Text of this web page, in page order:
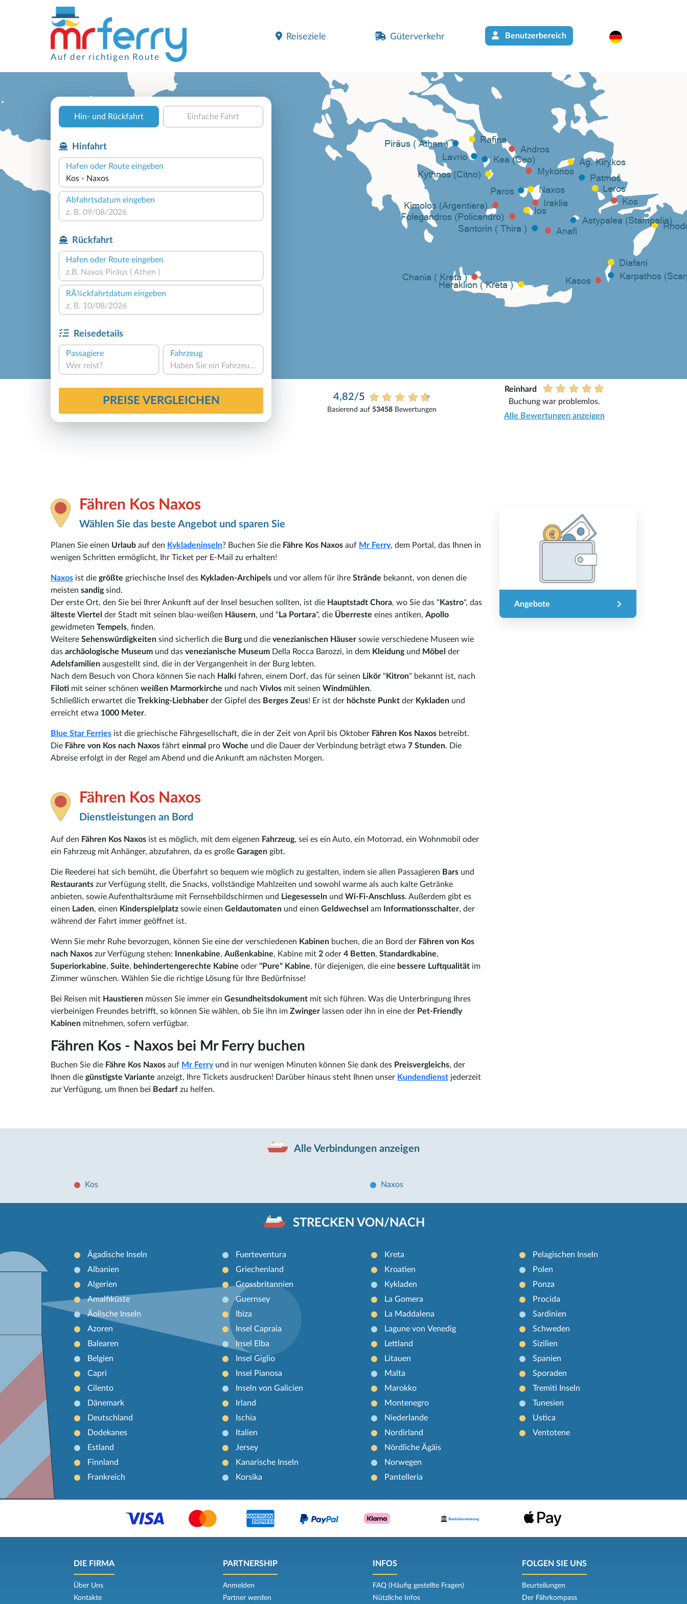
Auf der richtigen Route
Reiseziele Güterverkehr Benutzerbereich
Hin- und Rückfahrt Einfache Fahrt
Hinfahrt
Hafen oder Route eingeben
Abfahrtsdatum eingeben
Rückfahrt
Hafen oder Route eingeben
RÃ¼ckfahrtdatum eingeben
Reisedetails
Passagiere
Wer reist?
Fahrzeug
Haben Sie ein Fahrzeug?
PREISE VERGLEICHEN 4,82/5
Basierend auf53458 Bewertungen
Reinhard
Buchung war problemlos.
Alle Bewertungen anzeigen
Fähren Kos Naxos
Wählen Sie das beste Angebot und sparen Sie
Planen Sie einen Urlaub auf den Kykladeninseln? Buchen Sie die Fähre Kos Naxos auf Mr Ferry, dem Portal, das Ihnen in
wenigen Schritten ermöglicht, Ihr Ticket per E-Mail zu erhalten!
Naxos ist die größte griechische Insel des Kykladen-Archipels und vor allem für ihre Strände bekannt, von denen die
meisten sandigsind.
Der erste Ort, den Sie bei Ihrer Ankunft auf der Insel besuchen sollten, ist die Hauptstadt Chora, wo Sie das " Kastro", das
älteste Viertel der Stadt mit seinen blau-weißen Häusern, und " La Portara", die Überreste eines antiken, Apollo
gewidmeten Tempels, finden.
Weitere Sehenswürdigkeiten sind sicherlich die Burg und die venezianischen Häuser sowie verschiedene Museen wie
das archäologische Museum und das venezianische Museum Della Rocca Barozzi, in dem Kleidung und Möbel der
Adelsfamilien ausgestellt sind, die in der Vergangenheit in der Burg lebten.
Nach dem Besuch von Chora können Sie nach Halki fahren, einem Dorf, das für seinen Likör " Kitron" bekannt ist, nach
Filoti mit seiner schönen weißen Marmorkirche und nach Vivlos mit seinen Windmühlen.
Schließlich erwartet die Trekking-Liebhaber der Gipfel des Berges Zeus! Er ist der höchste Punkt der Kykladen und
erreicht etwa 1000 Meter.
Blue Star Ferries ist die griechische Fährgesellschaft, die in der Zeit von April bis Oktober Fähren Kos Naxos betreibt.
Die Fähre von Kos nach Naxos fährt einmal pro Woche und die Dauer der Verbindung beträgt etwa 7 Stunden. Die
Abreise erfolgt in der Regel am Abend und die Ankunft am nächsten Morgen.
Fähren Kos Naxos
Dienstleistungen an Bord
Auf den Fähren Kos Naxos ist es möglich, mit dem eigenen Fahrzeug, sei es ein Auto, ein Motorrad, ein Wohnmobil oder
ein Fahrzeug mit Anhänger, abzufahren, da es große Garagen gibt.
Die Reederei hat sich bemüht, die Überfahrt so bequem wie möglich zu gestalten, indem sie allen Passagieren Bars und
Restaurants zur Verfügung stellt, die Snacks, vollständige Mahlzeiten und sowohl warme als auch kalte Getränke
anbieten, sowie Aufenthaltsräume mit Fernsehbildschirmen und Liegesesseln und Wi-Fi-Anschluss. Außerdem gibt es
einen Laden, einen Kinderspielplatz sowie einen Geldautomaten und einen Geldwechsel am Informationsschalter, der
während der Fahrt immer geöffnet ist.
Wenn Sie mehr Ruhe bevorzugen, können Sie eine der verschiedenen Kabinen buchen, die an Bord der Fähren von Kos
nach Naxos zur Verfügung stehen: Innenkabine, Außenkabine, Kabine mit 2 oder 4 Betten, Standardkabine,
Superiorkabine, Suite, behindertengerechte Kabine oder "Pure" Kabine, für diejenigen, die eine bessere Luftqualität im
Zimmer wünschen. Wählen Sie die richtige Lösung für Ihre Bedürfnisse!
Bei Reisen mit Haustieren müssen Sie immer ein Gesundheitsdokument mit sich führen. Was die Unterbringung Ihres
vierbeinigen Freundes betrifft, so können Sie wählen, ob Sie ihn im Zwinger lassen oder ihn in eine der Pet-Friendly
Kabinen mitnehmen, sofern verfügbar.
Fähren Kos - Naxos bei Mr Ferry buchen
Buchen Sie die Fähre Kos Naxos auf Mr Ferryund in nur wenigen Minuten können Sie dank des Preisvergleichs, der
Ihnen die günstigste Variante anzeigt, Ihre Tickets ausdrucken! Darüber hinaus steht Ihnen unser Kundendienst jederzeit
zur Verfügung, um Ihnen bei Bedarf zu helfen.
Angebote
Alle Verbindungen anzeigen
Kos Naxos
STRECKEN VON/NACH
Ägadische Inseln
Albanien
Algerien
Amalfiküste
Äolische Inseln
Azoren
Balearen
Belgien
Capri
Cilento
Dänemark
Deutschland
Dodekanes
Estland
Finnland
Frankreich
Fuerteventura
Griechenland
Grossbritannien
Guernsey
Ibiza
Insel Capraia
Insel Elba
Insel Giglio
Insel Pianosa
Inseln von Galicien
Irland
Ischia
Italien
Jersey
Kanarische Inseln
Korsika
Kreta
Kroatien
Kykladen
La Gomera
La Maddalena
Lagune von Venedig
Lettland
Litauen
Malta
Marokko
Montenegro
Niederlande
Nordirland
Nördliche Ägäis
Norwegen
Pantelleria
Pelagischen Inseln
Polen
Ponza
Procida
Sardinien
Schweden
Sizilien
Spanien
Sporaden
Tremiti Inseln
Tunesien
Ustica
Ventotene
DIE FIRMA
Über Uns
Kontakte
PARTNERSHIP
Anmelden
Partner werden
INFOS
FAQ (Häufig gestellte Fragen)
Nützliche Infos
FOLGEN SIE UNS
Beurteilungen
Der Fährkompass